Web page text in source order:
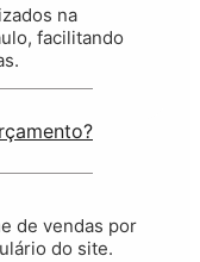
na
facilitando
de vendas por
do site.